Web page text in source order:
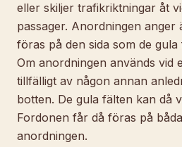
eller skiljer trafikriktningar åt
passager. Anordningen anger
föras på den sida som de
Om anordningen används vid
tillfälligt av någon annan
botten. De gula fälten kan då
Fordonen får då föras på
anordningen.